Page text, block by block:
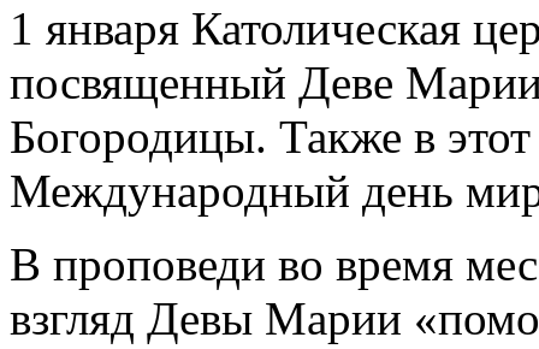
1 января Католическая
посвященный Деве
Богородицы. Также в
Международный день
В проповеди во время
взгляд Девы Марии